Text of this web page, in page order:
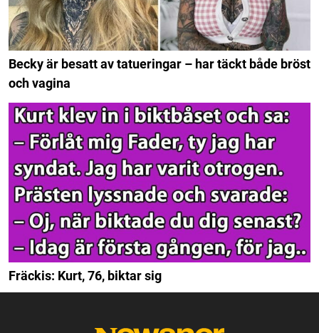
Becky är besatt av tatueringar – har täckt både bröst
och vagina
Fräckis: Kurt, 76, biktar sig